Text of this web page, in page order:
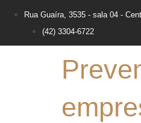
Rua Guaíra, 3535 - sala 04 -
(42) 3304-6722